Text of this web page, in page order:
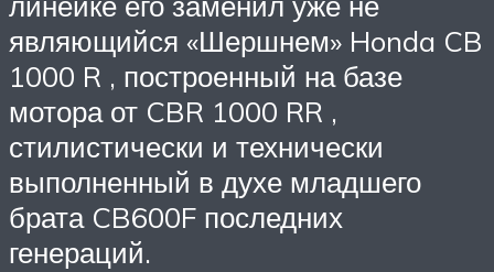
являющийся «Шершнем» Honda CB
1000 R , построенный на базе
мотора от CBR 1000 RR ,
стилистически и технически
выполненный в духе младшего
брата CB600F последних
генераций.